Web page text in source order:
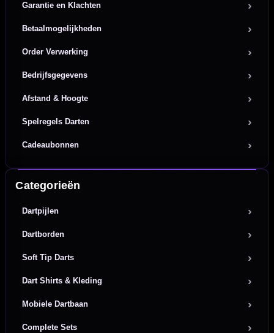
Garantie en Klachten
Betaalmogelijkheden
Order Verwerking
Bedrijfsgegevens
Afstand & Hoogte
Spelregels Darten
Cadeaubonnen
Categorieën
Dartpijlen
Dartborden
Soft Tip Darts
Dart Shirts & Kleding
Mobiele Dartbaan
Complete Sets